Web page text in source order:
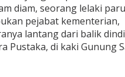
diam, seorang lelaki
pejabat kementerian,
lantang dari balik
Pustaka, di kaki Gunung